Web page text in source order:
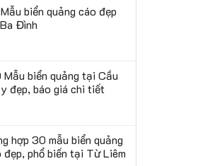
biển quảng cáo đẹp
Đình
Mẫu biển quảng tại Cầu
đẹp, báo giá chi tiết
hợp 30 mẫu biển quảng
đẹp, phổ biến tại Từ Liêm